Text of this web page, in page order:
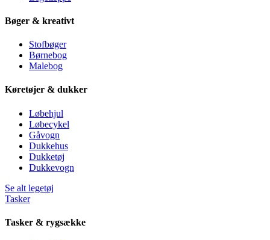
Bøger & kreativt
Stofbøger
Børnebog
Malebog
Køretøjer & dukker
Løbehjul
Løbecykel
Gåvogn
Dukkehus
Dukketøj
Dukkevogn
Se alt legetøj
Tasker
Tasker & rygsække